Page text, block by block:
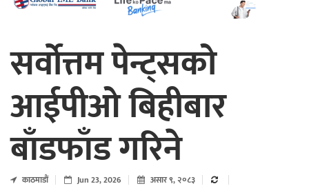
सर्वाेत्तम पेन्ट्सको
आईपीओ बिहीबार
बाँडफाँड गरिने
काठमाडाैं Jun 23, 2026 असार ९, २०८३